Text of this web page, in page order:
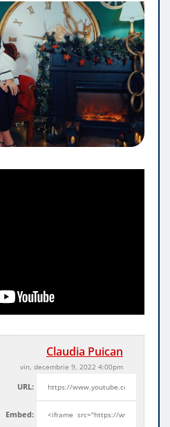
Claudia Puican
vin, decembrie 9, 2022 4:00pm
URL:
Embed: